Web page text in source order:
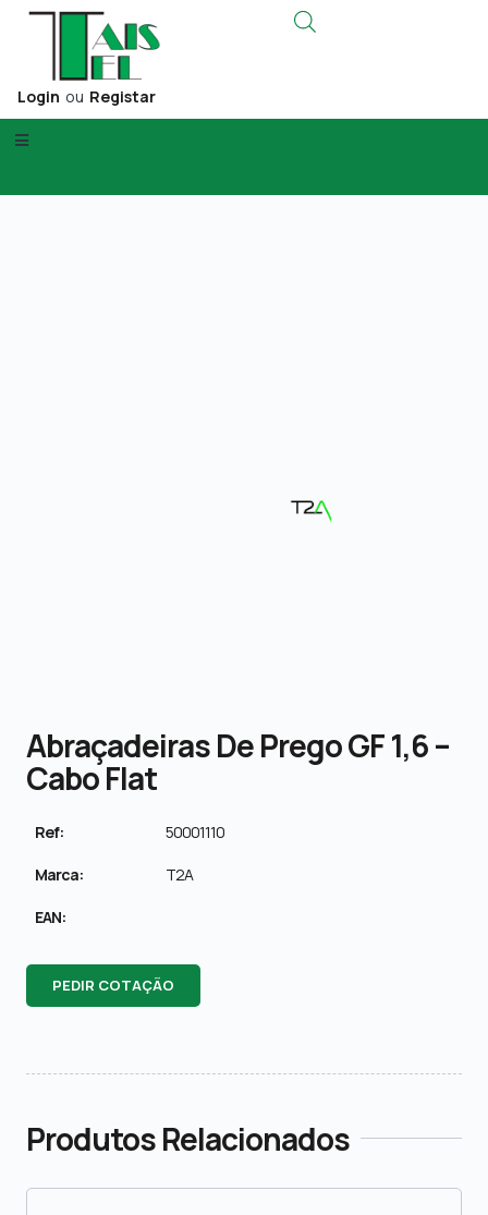
Login ou Registar
Abraçadeiras De Prego GF 1,6 –
Cabo Flat
Ref: 50001110
Marca: T2A
EAN:
PEDIR COTAÇÃO
Produtos Relacionados